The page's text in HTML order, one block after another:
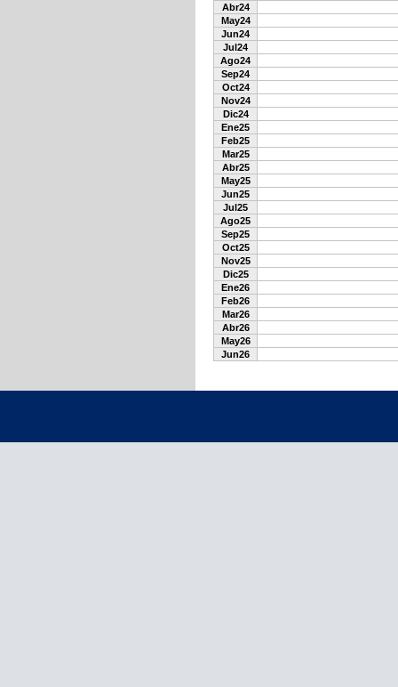
Abr24
May24
Jun24
Jul24
Ago24
Sep24
Oct24
Nov24
Dic24
Ene25
Feb25
Mar25
Abr25
May25
Jun25
Jul25
Ago25
Sep25
Oct25
Nov25
Dic25
Ene26
Feb26
Mar26
Abr26
May26
Jun26